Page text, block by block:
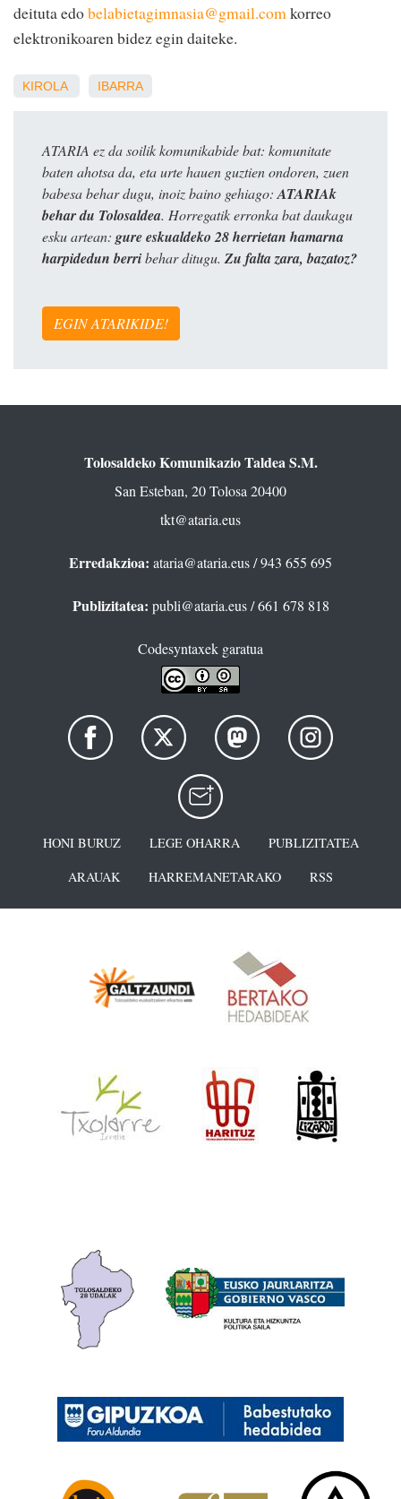
deituta edobelabietagimnasia@gmail.comkorreo
elektronikoaren bidez egin daiteke.
KIROLA IBARRA
ATARIA ez da soilik komunikabide bat: komunitate
baten ahotsa da, eta urte hauen guztien ondoren, zuen
babesa behar dugu, inoiz baino gehiago: ATARIAk
behar du Tolosaldea. Horregatik erronka bat daukagu
esku artean: gure eskualdeko 28 herrietan hamarna
harpidedun berribehar ditugu. Zu falta zara, bazatoz?
EGIN ATARIKIDE!
Tolosaldeko Komunikazio Taldea S.M.
San Esteban, 20 Tolosa 20400
tkt@ataria.eus
Erredakzioa: ataria@ataria.eus/ 943 655 695
Publizitatea: publi@ataria.eus/ 661 678 818
Codesyntaxek garatua
HONI BURUZ LEGE OHARRA
PUBLIZITATEA
ARAUAK
HARREMANETARAKO RSS